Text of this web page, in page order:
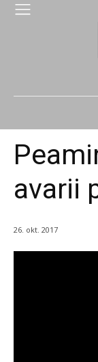
avarii
26. okt. 2017